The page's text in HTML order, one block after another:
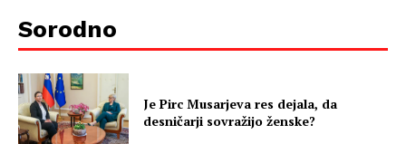
Sorodno
Je Pirc Musarjeva res dejala, da
desničarji sovražijo ženske?